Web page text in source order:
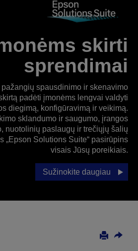
skirti
sprendimai
pažangių spausdinimo ir skenavimo
padėti įmonėms lengvai valdyti
diegimą, konfigūravimą ir veikimą.
sklandumo ir saugumo, įrangos
nuotolinių paslaugų ir trečiųjų šalių
„Epson Solutions Suite“ pasirūpins
visais Jūsų poreikiais.
Sužinokite daugiau